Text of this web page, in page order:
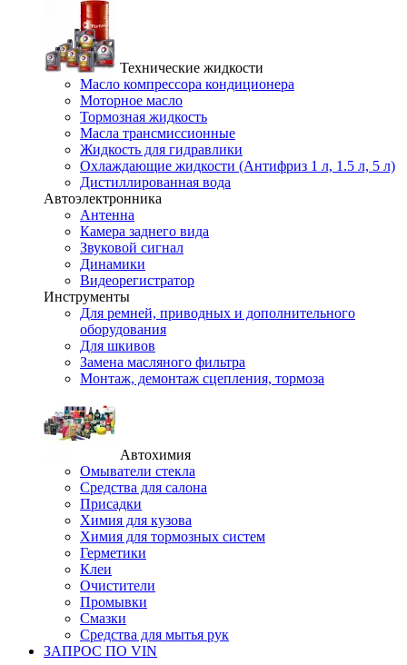
Технические жидкости
Масло компрессора кондиционера
Моторное масло
Тормозная жидкость
Масла трансмиссионные
Жидкость для гидравлики
Охлаждающие жидкости (Антифриз 1 л, 1.5 л, 5 л)
Дистиллированная вода
Автоэлектронника
Антенна
Камера заднего вида
Звуковой сигнал
Динамики
Видеорегистратор
Инструменты
Для ремней, приводных и дополнительного
оборудования
Для шкивов
Замена масляного фильтра
Монтаж, демонтаж сцепления, тормоза
Автохимия
Омыватели стекла
Средства для салона
Присадки
Химия для кузова
Химия для тормозных систем
Герметики
Клеи
Очистители
Промывки
Смазки
Средства для мытья рук
ЗАПРОС ПО VIN